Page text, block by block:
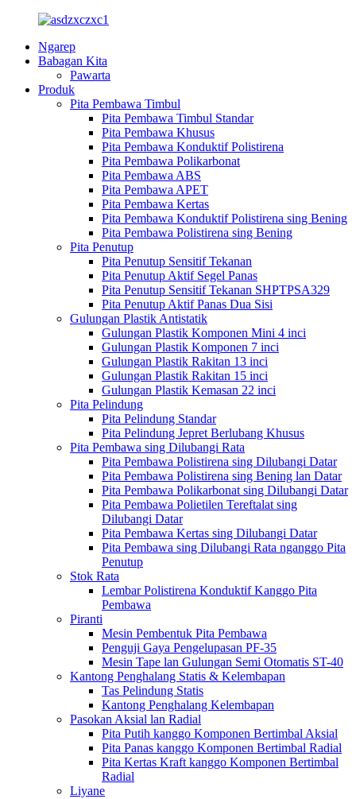
Ngarep
Babagan Kita
Pawarta
Produk
Pita Pembawa Timbul
Pita Pembawa Timbul Standar
Pita Pembawa Khusus
Pita Pembawa Konduktif Polistirena
Pita Pembawa Polikarbonat
Pita Pembawa ABS
Pita Pembawa APET
Pita Pembawa Kertas
Pita Pembawa Konduktif Polistirena sing Bening
Pita Pembawa Polistirena sing Bening
Pita Penutup
Pita Penutup Sensitif Tekanan
Pita Penutup Aktif Segel Panas
Pita Penutup Sensitif Tekanan SHPTPSA329
Pita Penutup Aktif Panas Dua Sisi
Gulungan Plastik Antistatik
Gulungan Plastik Komponen Mini 4 inci
Gulungan Plastik Komponen 7 inci
Gulungan Plastik Rakitan 13 inci
Gulungan Plastik Rakitan 15 inci
Gulungan Plastik Kemasan 22 inci
Pita Pelindung
Pita Pelindung Standar
Pita Pelindung Jepret Berlubang Khusus
Pita Pembawa sing Dilubangi Rata
Pita Pembawa Polistirena sing Dilubangi Datar
Pita Pembawa Polistirena sing Bening lan Datar
Pita Pembawa Polikarbonat sing Dilubangi Datar
Pita Pembawa Polietilen Tereftalat sing
Dilubangi Datar
Pita Pembawa Kertas sing Dilubangi Datar
Pita Pembawa sing Dilubangi Rata nganggo Pita
Penutup
Stok Rata
Lembar Polistirena Konduktif Kanggo Pita
Pembawa
Piranti
Mesin Pembentuk Pita Pembawa
Penguji Gaya Pengelupasan PF-35
Mesin Tape lan Gulungan Semi Otomatis ST-40
Kantong Penghalang Statis & Kelembapan
Tas Pelindung Statis
Kantong Penghalang Kelembapan
Pasokan Aksial lan Radial
Pita Putih kanggo Komponen Bertimbal Aksial
Pita Panas kanggo Komponen Bertimbal Radial
Pita Kertas Kraft kanggo Komponen Bertimbal
Radial
Liyane